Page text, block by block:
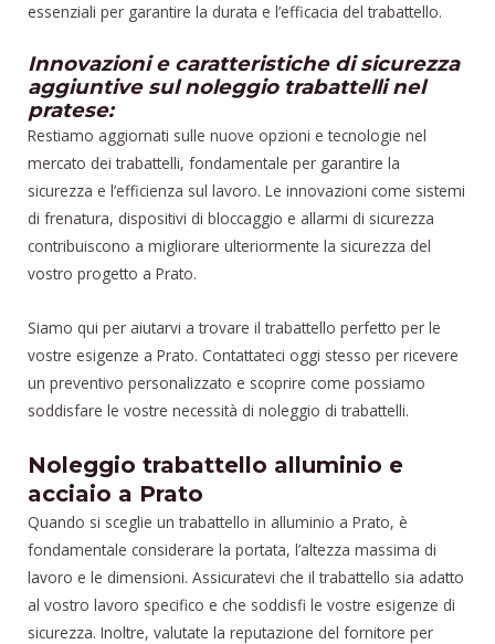
essenziali per garantire la durata e l’efficacia del trabattello.
Innovazioni e caratteristiche di sicurezza
aggiuntive sul noleggio trabattelli nel
pratese:
Restiamo aggiornati sulle nuove opzioni e tecnologie nel
mercato dei trabattelli, fondamentale per garantire la
sicurezza e l’efficienza sul lavoro. Le innovazioni come sistemi
di frenatura, dispositivi di bloccaggio e allarmi di sicurezza
contribuiscono a migliorare ulteriormente la sicurezza del
vostro progetto a Prato.
Siamo qui per aiutarvi a trovare il trabattello perfetto per le
vostre esigenze a Prato. Contattateci oggi stesso per ricevere
un preventivo personalizzato e scoprire come possiamo
soddisfare le vostre necessità di noleggio di trabattelli.
Noleggio trabattello alluminio e
acciaio a Prato
Quando si sceglie un trabattello in alluminio a Prato, è
fondamentale considerare la portata, l’altezza massima di
lavoro e le dimensioni. Assicuratevi che il trabattello sia adatto
al vostro lavoro specifico e che soddisfi le vostre esigenze di
sicurezza. Inoltre, valutate la reputazione del fornitore per